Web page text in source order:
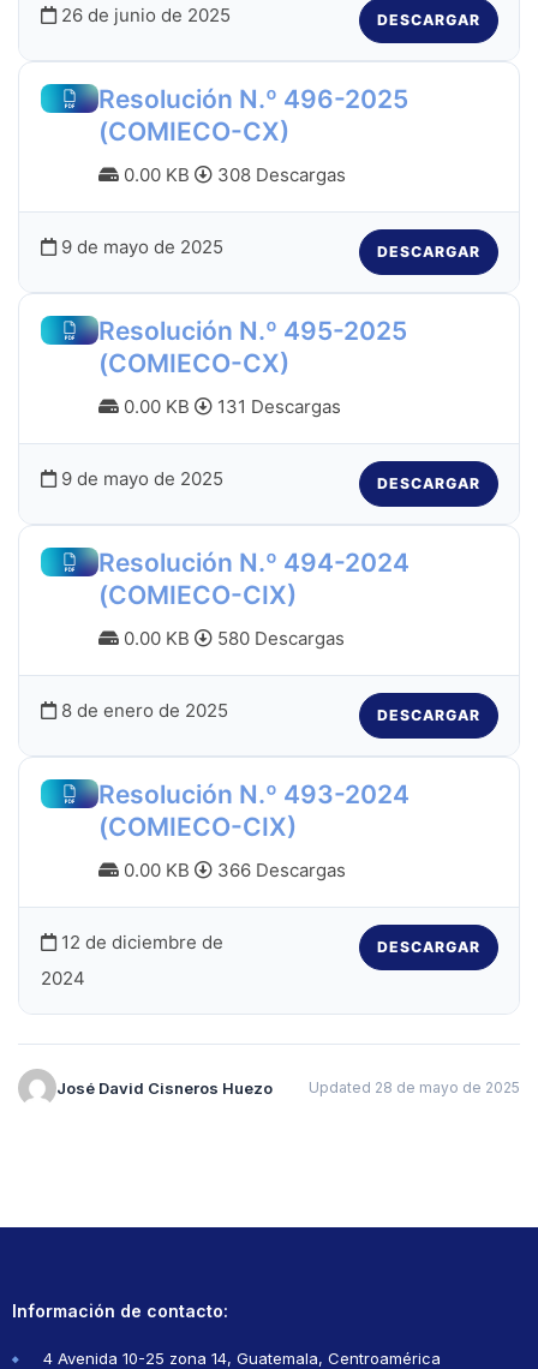
26 de junio de 2025 DESCARGAR
Resolución N.º 496-2025
(COMIECO-CX)
0.00 KB 308 Descargas
9 de mayo de 2025 DESCARGAR
Resolución N.º 495-2025
(COMIECO-CX)
0.00 KB 131 Descargas
9 de mayo de 2025 DESCARGAR
Resolución N.º 494-2024
(COMIECO-CIX)
0.00 KB 580 Descargas
8 de enero de 2025 DESCARGAR
Resolución N.º 493-2024
(COMIECO-CIX)
0.00 KB 366 Descargas
12 de diciembre de
2024
DESCARGAR
José David Cisneros Huezo Updated 28 de mayo de 2025
Información de contacto:
4 Avenida 10-25 zona 14, Guatemala, Centroamérica